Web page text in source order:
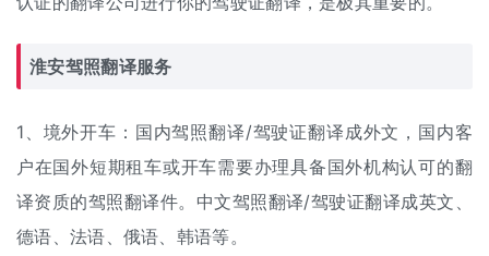
淮安驾照翻译服务
1、境外开车：国内驾照翻译/驾驶证翻译成外文，国内客
户在国外短期租车或开车需要办理具备国外机构认可的翻
译资质的驾照翻译件。中文驾照翻译/驾驶证翻译成英文、
德语、法语、俄语、韩语等。